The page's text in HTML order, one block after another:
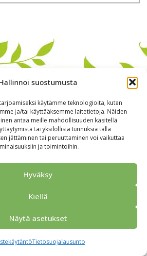
suostumusta
käytämme teknologioita, kuten
ja/tai käyttääksemme laitetietoja. Näiden
antaa meille mahdollisuuden käsitellä
tai yksilöllisiä tunnuksia tällä
jättäminen tai peruuttaminen voi vaikuttaa
ja toimintoihin.
Hyväksy
Kiellä
Näytä asetukset
Tietosuojalausunto
Kokous & Ohjelmat
Tarjouspyyntö
Anna palautetta
Tietosuojaseloste
Tours - matkanjärjestäjä / FPW